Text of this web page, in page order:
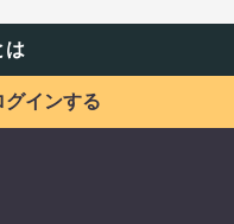
は
グインする